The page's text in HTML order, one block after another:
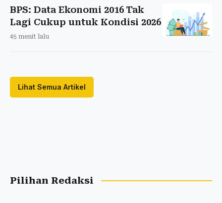
BPS: Data Ekonomi 2016 Tak
Lagi Cukup untuk Kondisi 2026
45 menit lalu
Lihat Semua Artikel
Pilihan Redaksi